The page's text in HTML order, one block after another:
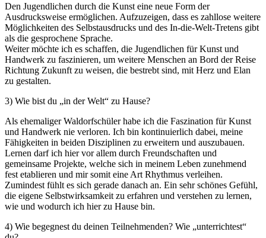
Den Jugendlichen durch die Kunst eine neue Form der
Ausdrucksweise ermöglichen. Aufzuzeigen, dass es zahllose weitere
Möglichkeiten des Selbstausdrucks und des In-die-Welt-Tretens gibt
als die gesprochene Sprache.
Weiter möchte ich es schaffen, die Jugendlichen für Kunst und
Handwerk zu faszinieren, um weitere Menschen an Bord der Reise
Richtung Zukunft zu weisen, die bestrebt sind, mit Herz und Elan
zu gestalten.
3) Wie bist du „in der Welt“ zu Hause?
Als ehemaliger Waldorfschüler habe ich die Faszination für Kunst
und Handwerk nie verloren. Ich bin kontinuierlich dabei, meine
Fähigkeiten in beiden Disziplinen zu erweitern und auszubauen.
Lernen darf ich hier vor allem durch Freundschaften und
gemeinsame Projekte, welche sich in meinem Leben zunehmend
fest etablieren und mir somit eine Art Rhythmus verleihen.
Zumindest fühlt es sich gerade danach an. Ein sehr schönes Gefühl,
die eigene Selbstwirksamkeit zu erfahren und verstehen zu lernen,
wie und wodurch ich hier zu Hause bin.
4) Wie begegnest du deinen Teilnehmenden? Wie „unterrichtest“